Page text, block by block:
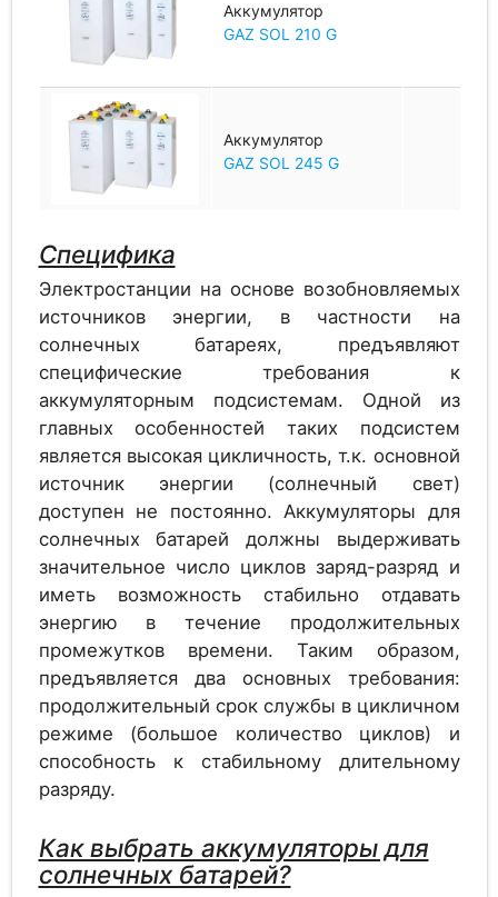
Аккумулятор
GAZ SOL 210 G
Аккумулятор
GAZ SOL 245 G
GAZ SOL 275 G
Аккумулятор
GAZ SOL 310 G
Аккумулятор
GAZ SOL 345 G
Аккумулятор
GAZ SOL 380 G
Специфика
Электростанции на основе возобновляемых
источников энергии, в частности на
солнечных батареях, предъявляют
специфические требования к
аккумуляторным подсистемам. Одной из
главных особенностей таких подсистем
является высокая цикличность, т.к. основной
источник энергии (солнечный свет)
доступен не постоянно. Аккумуляторы для
солнечных батарей должны выдерживать
значительное число циклов заряд-разряд и
иметь возможность стабильно отдавать
энергию в течение продолжительных
промежутков времени. Таким образом,
предъявляется два основных требования:
продолжительный срок службы в цикличном
режиме (большое количество циклов) и
способность к стабильному длительному
разряду.
Как выбрать аккумуляторы для
солнечных батарей?